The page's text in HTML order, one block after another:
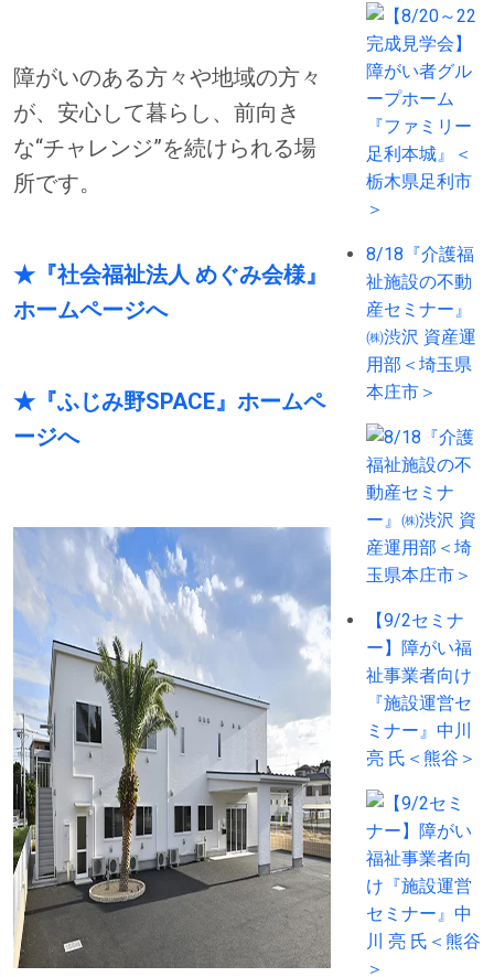
障がいのある方々や地域の方々
が、安心して暮らし、前向き
な“チャレンジ”を続けられる場
所です。
★『社会福祉法人 めぐみ会様』
ホームページへ
★『ふじみ野SPACE』ホームペ
ージへ
8/18『介護福
祉施設の不動
産セミナー』
㈱渋沢 資産運
用部＜埼玉県
本庄市＞
【9/2セミナ
ー】障がい福
祉事業者向け
『施設運営セ
ミナー』中川
亮 氏＜熊谷＞